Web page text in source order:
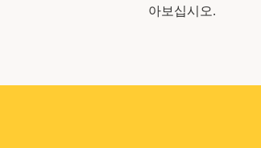
아보십시오.